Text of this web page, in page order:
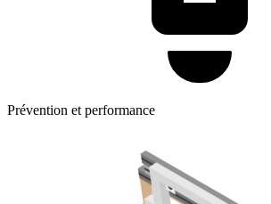
Prévention et performance